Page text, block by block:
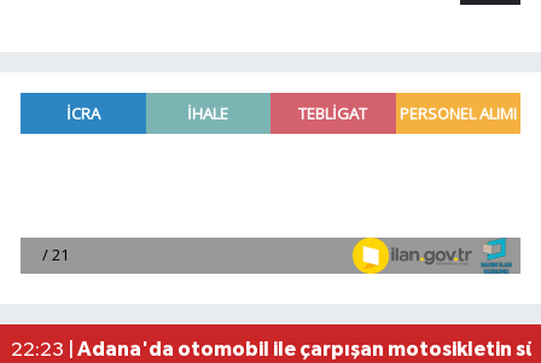
23:49 |
Fenerbahçe, avantaj elde etti
22:23 | Adana'da otomobil ile çarpışan motosikletin